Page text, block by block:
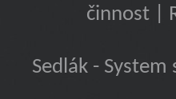
činnost
Sedlák - System